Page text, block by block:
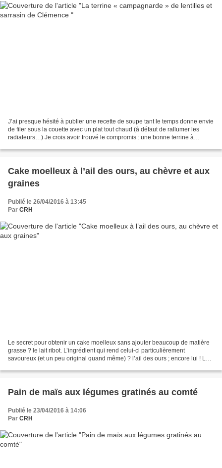
J’ai presque hésité à publier une recette de soupe tant le temps donne envie
de filer sous la couette avec un plat tout chaud (à défaut de rallumer les
radiateurs…) Je crois avoir trouvé le compromis : une bonne terrine à
Cake moelleux à l’ail des ours, au chèvre et aux
graines
Publié le 26/04/2016 à 13:45
Par CRH
Le secret pour obtenir un cake moelleux sans ajouter beaucoup de matière
grasse ? le lait ribot. L’ingrédient qui rend celui-ci particulièrement
savoureux (et un peu original quand même) ? l’ail des ours ; encore lui ! Le
Pain de maïs aux légumes gratinés au comté
Publié le 23/04/2016 à 14:06
Par CRH